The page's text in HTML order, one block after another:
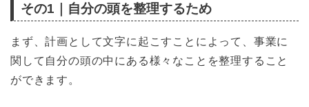
その1｜自分の頭を整理するため
まず、計画として文字に起こすことによって、事業に
関して自分の頭の中にある様々なことを整理すること
ができます。